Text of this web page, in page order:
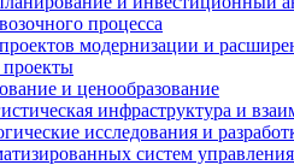
процесса
модернизации и
и ценообразование
инфраструктура и
исследования и
систем